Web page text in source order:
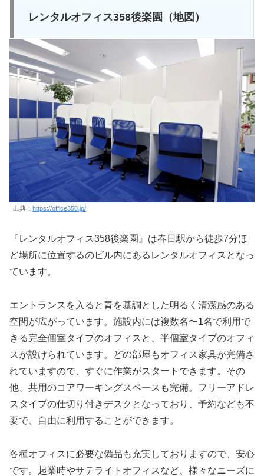
レンタルオフィス358後楽園（地図）
出典： https://office358.jp/
『レンタルオフィス358後楽園』は春日駅から徒歩7分ほ
ど場所に位置するのビル内にあるレンタルオフィスとなっ
ています。
エントランスを入ると青を基調とした明るく清潔感のある
空間が広がっています。施設内には複数名〜1名で利用で
きる完全個室タイプのオフィスと、半個室タイプのオフィ
スが設けられています。どの部屋もオフィス家具が完備さ
れていますので、すぐに作業がスタートできます。その
他、共用のコアワーキングスペースも完備。フリーアドレ
スタイプの仕切り付きデスクとなっており、予約なども不
要で、自由に利用することができます。
各種オフィスに必要な備品も充実しておりますので、安心
です。起業時やサテライトオフィスなど、様々なニーズに